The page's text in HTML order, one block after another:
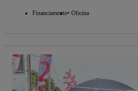
Financiamento Oficina